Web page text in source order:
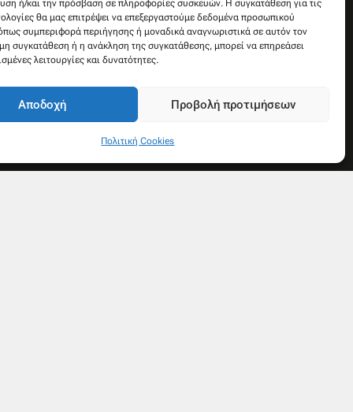
ή/και την πρόσβαση σε πληροφορίες συσκευών. Η συγκατάθεση για τις
θα μας επιτρέψει να επεξεργαστούμε δεδομένα προσωπικού
συμπεριφορά περιήγησης ή μοναδικά αναγνωριστικά σε αυτόν τον
συγκατάθεση ή η ανάκληση της συγκατάθεσης, μπορεί να επηρεάσει
λειτουργίες και δυνατότητες.
Αποδοχή Προβολή προτιμήσεων
Πολιτική Cookies
t
u
b
e